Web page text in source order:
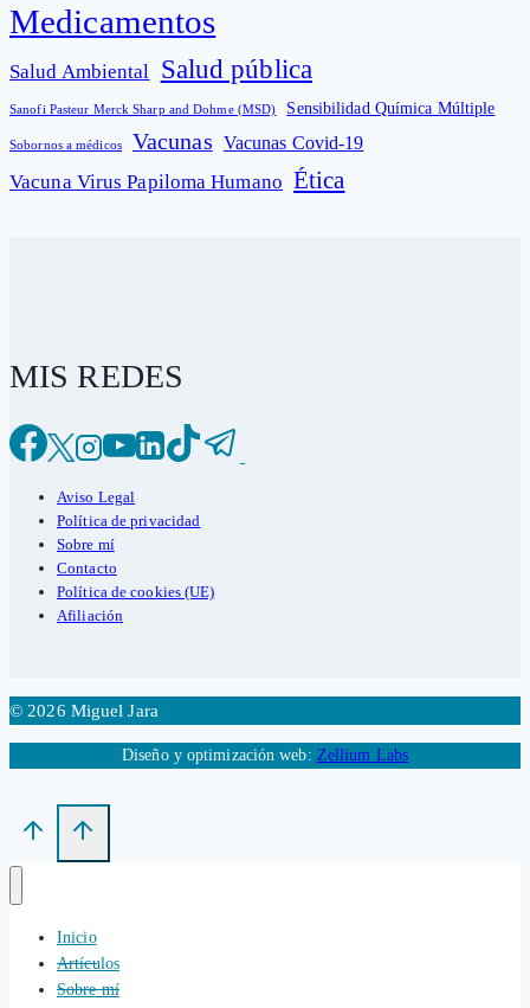
Medicamentos
Salud Ambiental Salud pública
Sanofi Pasteur Merck Sharp and Dohme (MSD) Sensibilidad Química Múltiple
Sobornos a médicos Vacunas Vacunas Covid-19
Vacuna Virus Papiloma Humano Ética
MIS REDES
Aviso Legal
Política de privacidad
Sobre mí
Contacto
Política de cookies (UE)
Afiliación
© 2026 Miguel Jara
Diseño y optimización web: Zellium Labs
Inicio
Artículos
Sobre mí